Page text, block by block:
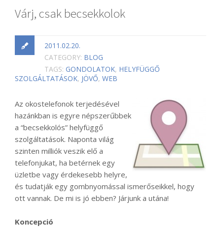
Várj, csak becsekkolok
2011.02.20.
CATEGORY: BLOG
TAGS: GONDOLATOK, HELYFÜGGŐ
SZOLGÁLTATÁSOK, JÖVŐ, WEB
Az okostelefonok terjedésével
hazánkban is egyre népszerűbbek
a “becsekkolós” helyfüggő
szolgáltatások. Naponta világ
szinten milliók veszik elő a
telefonjukat, ha betérnek egy
üzletbe vagy érdekesebb helyre,
és tudatják egy gombnyomással ismerőseikkel, hogy
ott vannak. De mi is jó ebben? Járjunk a utána!
Koncepció